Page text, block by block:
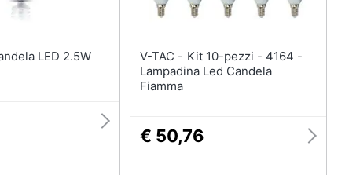
Arredamento da esterno
Piscine fuori terra
Casette in legno
V-TAC - Kit 10-pezzi - 4164 -
Lampadina Led Candela
Fiamma
€ 50,76